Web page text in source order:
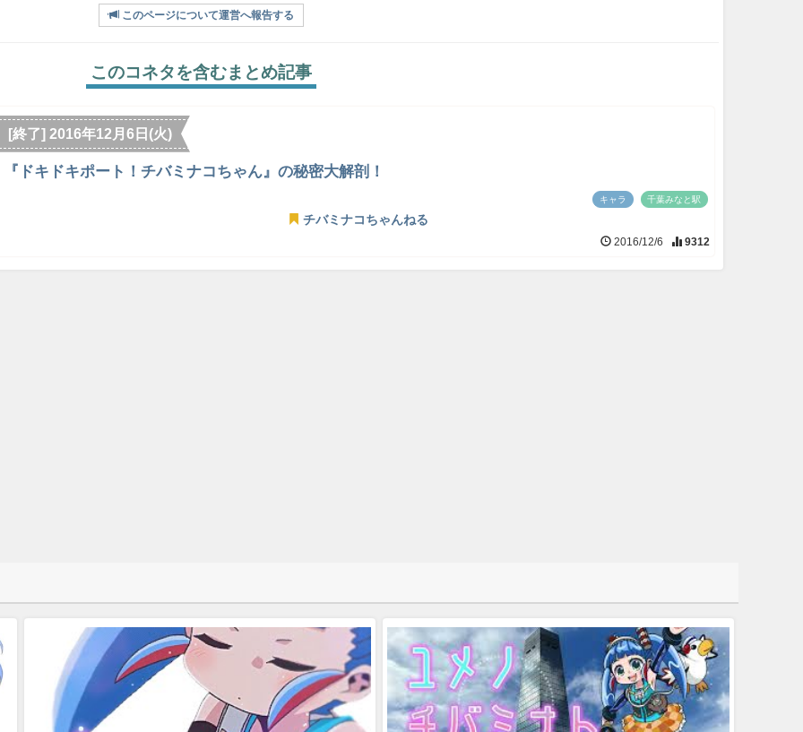
このページについて運営へ報告する
このコネタを含むまとめ記事
[終了] 2016年12月6日(火)
『ドキドキポート！チバミナコちゃん』の秘密大解剖！
キャラ 千葉みなと駅
チバミナコちゃんねる
2016/12/6 9312